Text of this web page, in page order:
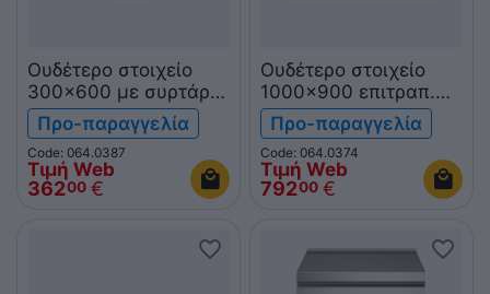
Ουδέτερο στοιχείο
300x600 με συρτάρι
επιτραπ. F60/30PLC/T
FUN600
Προ-παραγγελία
Code: 064.0387
Τιμή Web
36200 €
Ουδέτερο στοιχείο
1000x900 επιτραπ.
R90/100PLN/T
ROC900
Προ-παραγγελία
Code: 064.0374
Τιμή Web
79200 €